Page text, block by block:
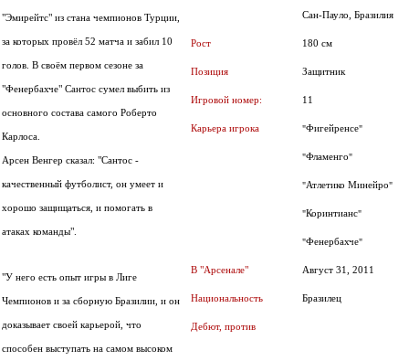
"Эмирейтс" из стана чемпионов Турции,
за которых провёл 52 матча и забил 10
голов. В своём первом сезоне за
"Фенербахче" Сантос сумел выбить из
основного состава самого Роберто
Карлоса.
Сан-Пауло, Бразилия
Рост 180 см
Позиция Защитник
Игровой номер: 11
Карьера игрока "Фигейренсе"
"Фламенго"
"Атлетико Минейро"
"Коринтианс"
"Фенербахче"
В "Арсенале" Август 31, 2011
Национальность Бразилец
Дебют, против
Арсен Венгер сказал: "Сантос -
качественный футболист, он умеет и
хорошо защищаться, и помогать в
атаках команды".
"У него есть опыт игры в Лиге
Чемпионов и за сборную Бразилии, и он
доказывает своей карьерой, что
способен выступать на самом высоком